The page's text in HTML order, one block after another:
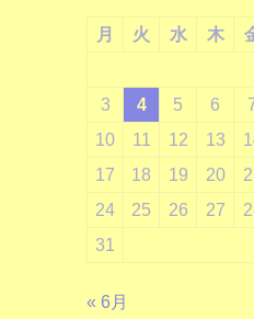
月 火 水 木
3
4 5 6
10
11 12 13
17
18 19 20
24
25 26 27
31
« 6月